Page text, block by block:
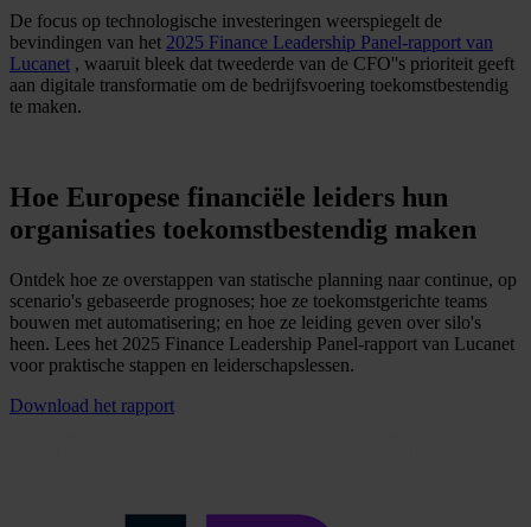
De focus op technologische investeringen weerspiegelt de
bevindingen van het 2025 Finance Leadership Panel-rapport van
Lucanet , waaruit bleek dat tweederde van de CFO''s prioriteit geeft
aan digitale transformatie om de bedrijfsvoering toekomstbestendig
te maken.
Hoe Europese financiële leiders hun
organisaties toekomstbestendig maken
Ontdek hoe ze overstappen van statische planning naar continue, op
scenario's gebaseerde prognoses; hoe ze toekomstgerichte teams
bouwen met automatisering; en hoe ze leiding geven over silo's
heen. Lees het 2025 Finance Leadership Panel-rapport van Lucanet
voor praktische stappen en leiderschapslessen.
Download het rapport